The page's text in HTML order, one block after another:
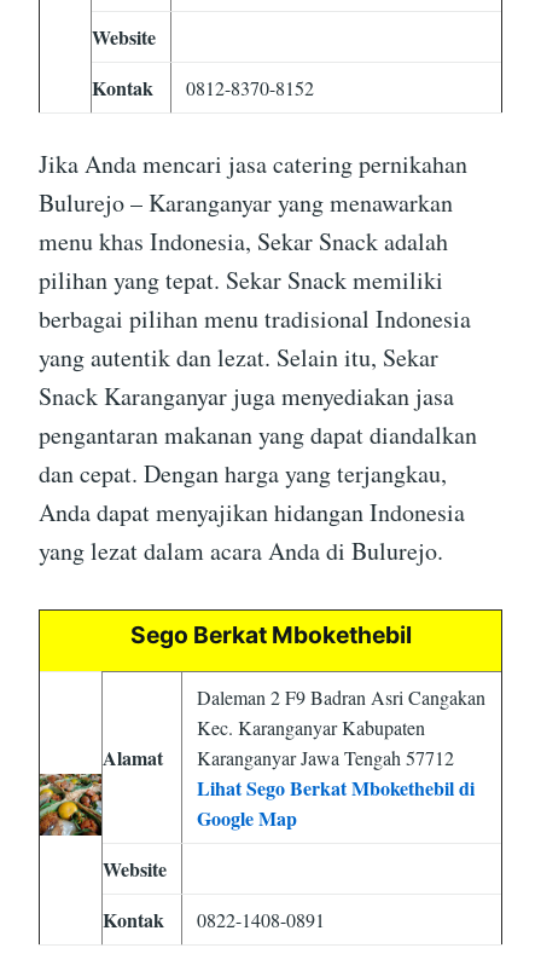
Website
Kontak
0812-8370-8152
Jika Anda mencari jasa catering pernikahan
Bulurejo – Karanganyar yang menawarkan
menu khas Indonesia, Sekar Snack adalah
pilihan yang tepat. Sekar Snack memiliki
berbagai pilihan menu tradisional Indonesia
yang autentik dan lezat. Selain itu, Sekar
Snack Karanganyar juga menyediakan jasa
pengantaran makanan yang dapat diandalkan
dan cepat. Dengan harga yang terjangkau,
Anda dapat menyajikan hidangan Indonesia
yang lezat dalam acara Anda di Bulurejo.
Sego Berkat Mbokethebil
Alamat
Daleman 2 F9 Badran Asri Cangakan
Kec. Karanganyar Kabupaten
Karanganyar Jawa Tengah 57712
Lihat Sego Berkat Mbokethebil di
Google Map
Website
Kontak
0822-1408-0891